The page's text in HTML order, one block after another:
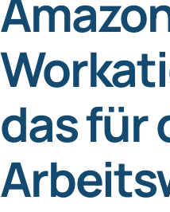
das für